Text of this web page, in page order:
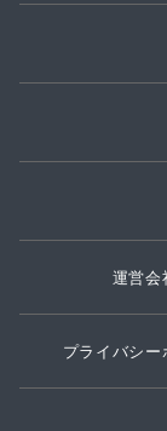
運営会
プライバシー